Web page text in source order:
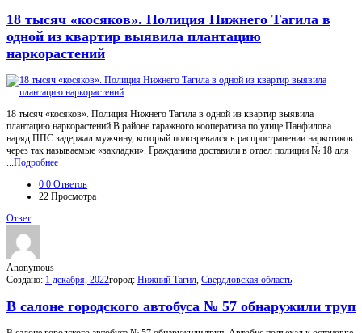
18 тысяч «косяков». Полиция Нижнего Тагила в
одной из квартир выявила плантацию
наркорастений
18 тысяч «косяков». Полиция Нижнего Тагила в одной из квартир выявила
плантацию наркорастений В районе гаражного кооператива по улице Панфилова
наряд ППС задержал мужчину, который подозревался в распространении наркотиков
через так называемые «закладки». Гражданина доставили в отдел полиции № 18 для
...Подробнее
0 0 Ответов
22 Просмотра
Ответ
Anonymous
Создано: 1 декабря, 2022город: Нижний Тагил, Свердловская область
В салоне городского автобуса № 57 обнаружили труп